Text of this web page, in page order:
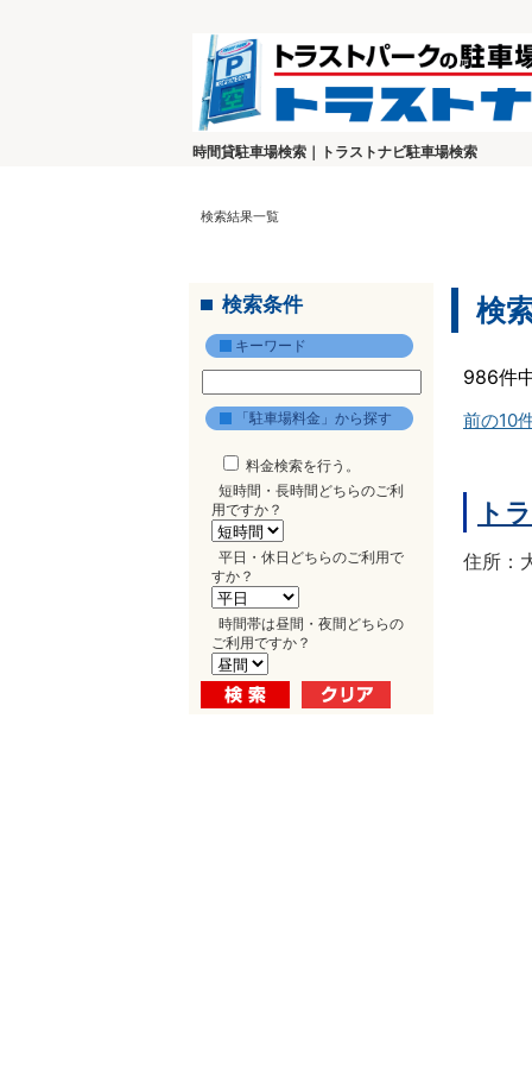
時間貸駐車場検索｜トラストナビ駐車場検索
検索結果一覧
検索条件
キーワード
「駐車場料金」から探す
料金検索を行う。
短時間・長時間どちらのご利
用ですか？
平日・休日どちらのご利用で
すか？
時間帯は昼間・夜間どちらの
ご利用ですか？
検
986件
前の10
ト
住所：